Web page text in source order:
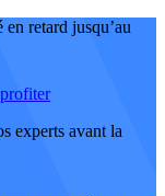
retard jusqu’au
experts avant la